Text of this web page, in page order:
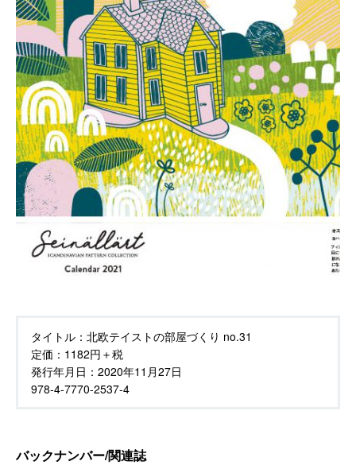
タイトル： 北欧テイストの部屋づくり no.31
定価： 1182円＋税
発行年月日： 2020年11月27日
978-4-7770-2537-4
バックナンバー/関連誌